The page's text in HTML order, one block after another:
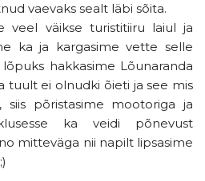
vaevaks sealt läbi sõita.
veel väikse turistitiiru laiul ja
ka ja kargasime vette selle
hakkasime Lõunaranda
tuult ei olnudki õieti ja see mis
põristasime mootoriga ja
ka veidi põnevust
mitteväga nii napilt lipsasime